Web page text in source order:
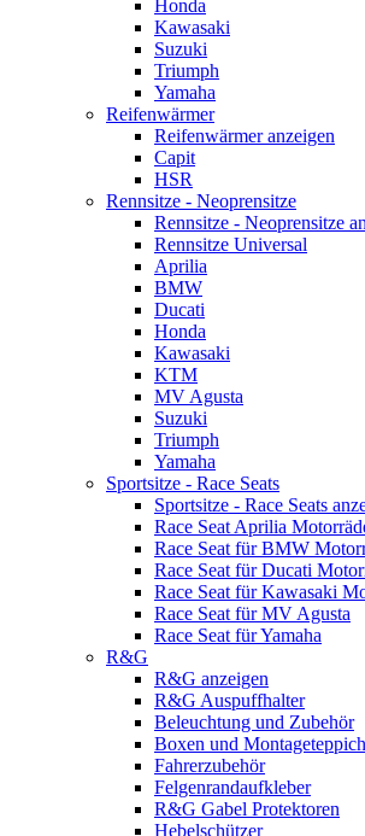
Honda
Kawasaki
Suzuki
Triumph
Yamaha
Reifenwärmer
Reifenwärmer anzeigen
Capit
HSR
Rennsitze - Neoprensitze
Rennsitze - Neoprensitze
Rennsitze Universal
Aprilia
BMW
Ducati
Honda
Kawasaki
KTM
MV Agusta
Suzuki
Triumph
Yamaha
Sportsitze - Race Seats
Sportsitze - Race Seats
Race Seat Aprilia
Race Seat für BMW
Race Seat für Ducati
Race Seat für Kawasaki
Race Seat für MV Agusta
Race Seat für Yamaha
R&G
R&G anzeigen
R&G Auspuffhalter
Beleuchtung und Zubehör
Boxen und Montageteppich
Fahrerzubehör
Felgenrandaufkleber
R&G Gabel Protektoren
Hebelschützer